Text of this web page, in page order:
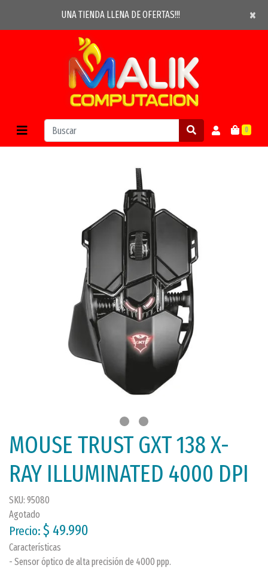
UNA TIENDA LLENA DE OFERTAS!!! ×
×
0
MOUSE TRUST GXT 138 X-
RAY ILLUMINATED 4000 DPI
SKU: 95080
Agotado
Precio: $ 49.990
Características
- Sensor óptico de alta precisión de 4000 ppp.